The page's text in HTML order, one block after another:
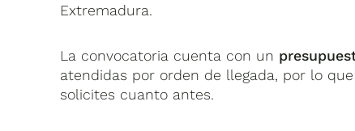
Extremadura.
La convocatoria cuenta con un
atendidas por orden de llegada, por lo
solicites cuanto antes.